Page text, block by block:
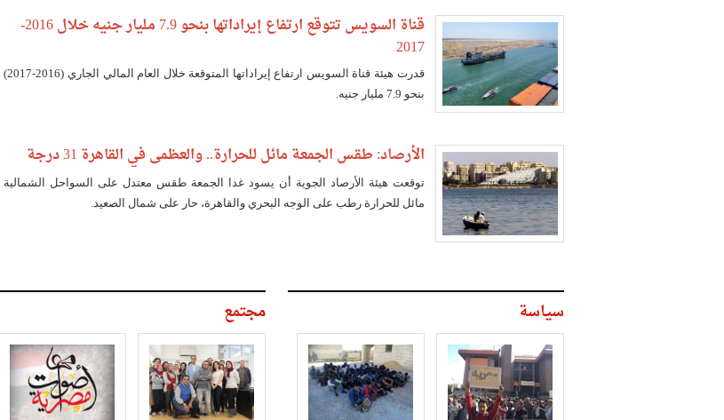
قناة السويس تتوقع ارتفاع إيراداتها بنحو 7.9 مليار جنيه خلال 2016-
2017
قدرت هيئة قناة السويس ارتفاع إيراداتها المتوقعة خلال العام المالي الجاري (2016-2017)
بنحو 7.9 مليار جنيه.
الأرصاد: طقس الجمعة مائل للحرارة.. والعظمى في القاهرة 31 درجة
توقعت هيئة الأرصاد الجوية أن يسود غدا الجمعة طقس معتدل على السواحل الشمالية
مائل للحرارة رطب على الوجه البحري والقاهرة، حار على شمال الصعيد.
سياسة مجتمع